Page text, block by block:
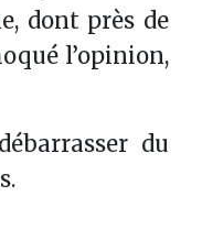
dont près de
l’opinion,
du